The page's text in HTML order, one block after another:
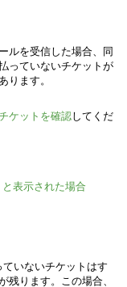
ルを受信した場合、同
っていないチケットが
ます。
ケットを確認してくだ
表示された場合
いないチケットはす
ります。この場合、